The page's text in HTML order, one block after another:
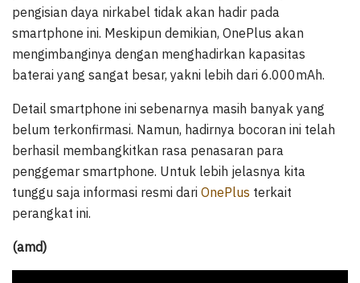
pengisian daya nirkabel tidak akan hadir pada
smartphone ini. Meskipun demikian, OnePlus akan
mengimbanginya dengan menghadirkan kapasitas
baterai yang sangat besar, yakni lebih dari 6.000mAh.
Detail smartphone ini sebenarnya masih banyak yang
belum terkonfirmasi. Namun, hadirnya bocoran ini telah
berhasil membangkitkan rasa penasaran para
penggemar smartphone. Untuk lebih jelasnya kita
tunggu saja informasi resmi dari OnePlus terkait
perangkat ini.
(amd)